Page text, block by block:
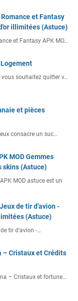
et Fantasy
illimitées (Astuce)
et Fantasy APK MO…
souhaitez quitter v…
et pièces
consacre un suc…
MOD Gemmes
skins (Astuce)
MOD astuce est un
de tir d'avion -
(Astuce)
tir d'avion -…
– Cristaux et Crédits
– Cristaux et fortune…